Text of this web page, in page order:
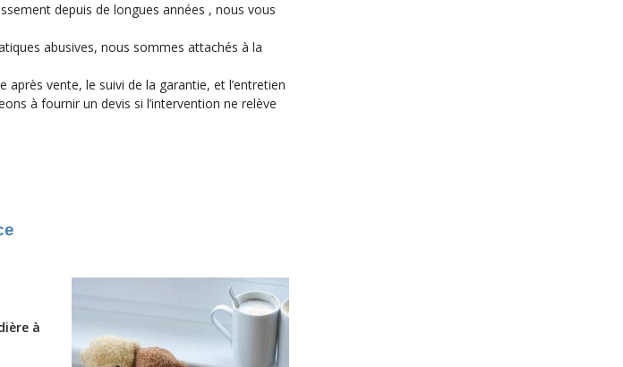
depuis de longues années , nous vous
abusives, nous sommes attachés à la
vente, le suivi de la garantie, et l’entretien
à fournir un devis si l’intervention ne relève
à